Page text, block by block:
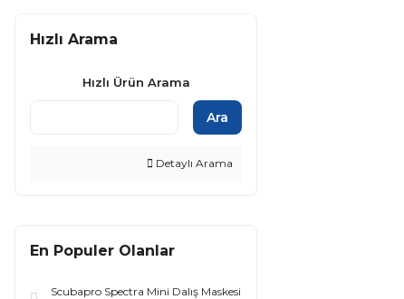
Hızlı Arama
Hızlı Ürün Arama
Ara
Detaylı Arama
En Populer Olanlar
Scubapro Spectra Mini Dalış Maskesi